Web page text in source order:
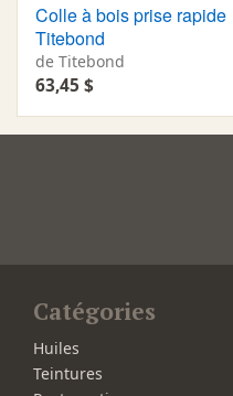
Colle à bois prise rapide
Titebond
de Titebond
63,45 $
Catégories
Huiles
Teintures